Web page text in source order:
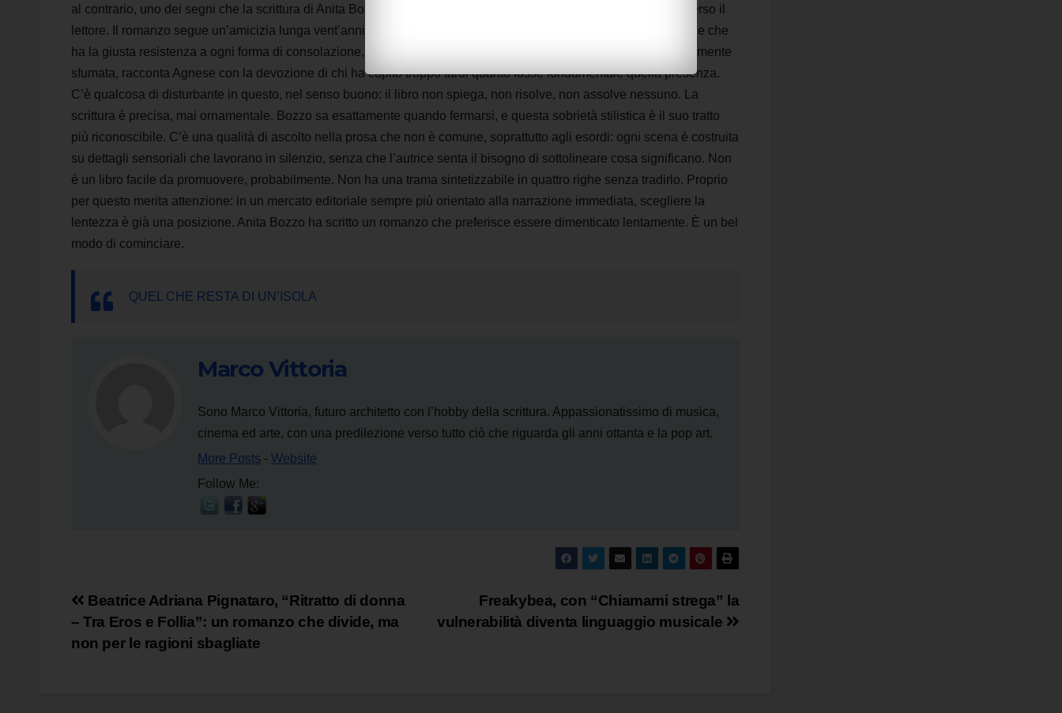
al contrario, uno dei segni che la scrittura di Anita Bozzo è autentica, poco preoccupata di costruire passerelle verso il
lettore. Il romanzo segue un’amicizia lunga vent’anni, dall’isola greca dove inizia fino a Milano dove, con un finale che
ha la giusta resistenza a ogni forma di consolazione, di fatto finisce. La protagonista, la cui identità rimane volutamente
sfumata, racconta Agnese con la devozione di chi ha capito troppo tardi quanto fosse fondamentale quella presenza.
C’è qualcosa di disturbante in questo, nel senso buono: il libro non spiega, non risolve, non assolve nessuno. La
scrittura è precisa, mai ornamentale. Bozzo sa esattamente quando fermarsi, e questa sobrietà stilistica è il suo tratto
più riconoscibile. C’è una qualità di ascolto nella prosa che non è comune, soprattutto agli esordi: ogni scena è costruita
su dettagli sensoriali che lavorano in silenzio, senza che l’autrice senta il bisogno di sottolineare cosa significano. Non
è un libro facile da promuovere, probabilmente. Non ha una trama sintetizzabile in quattro righe senza tradirlo. Proprio
per questo merita attenzione: in un mercato editoriale sempre più orientato alla narrazione immediata, scegliere la
lentezza è già una posizione. Anita Bozzo ha scritto un romanzo che preferisce essere dimenticato lentamente. È un bel
modo di cominciare.
QUEL CHE RESTA DI UN’ISOLA
Marco Vittoria
Sono Marco Vittoria, futuro architetto con l’hobby della scrittura. Appassionatissimo di musica,
cinema ed arte, con una predilezione verso tutto ciò che riguarda gli anni ottanta e la pop art.
More Posts - Website
Follow Me:
Navigazione
articoli
Freakybea, con “Chiamami strega” la
vulnerabilità diventa linguaggio musicale
Beatrice Adriana Pignataro, “Ritratto di donna
– Tra Eros e Follia”: un romanzo che divide, ma
non per le ragioni sbagliate